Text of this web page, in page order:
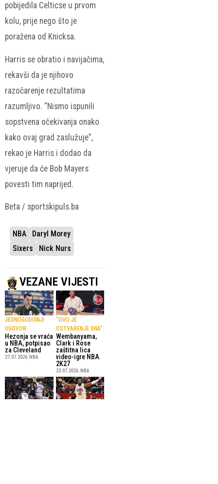
pobijedila Celticse u prvom
kolu, prije nego što je
poražena od Knicksa.
Harris se obratio i navijačima,
rekavši da je njihovo
razočarenje rezultatima
razumljivo. “Nismo ispunili
sopstvena očekivanja onako
kako ovaj grad zaslužuje”,
rekao je Harris i dodao da
vjeruje da će Bob Mayers
povesti tim naprijed.
Beta / sportskipuls.ba
NBA
Daryl Morey
Sixers
Nick Nurs
VEZANE VIJESTI
JEDNOGODIŠNJI
UGOVOR
Hezonja se vraća
u NBA, potpisao
za Cleveland
27.07.2026. NBA
“OVO JE
OSTVARENJE SNA”
Wembanyama,
Clark i Rose
zaštitna lica
video-igre NBA
2K27
23.07.2026. NBA